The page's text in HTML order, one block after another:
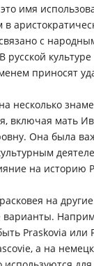
имя
с
русской
приносят
несколько
включая мать
Она была
на историю
на
Praskovia или
а на